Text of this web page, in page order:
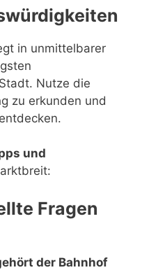
in unmittelbarer
Nutze die
zu erkunden und
und
Fragen
der Bahnhof